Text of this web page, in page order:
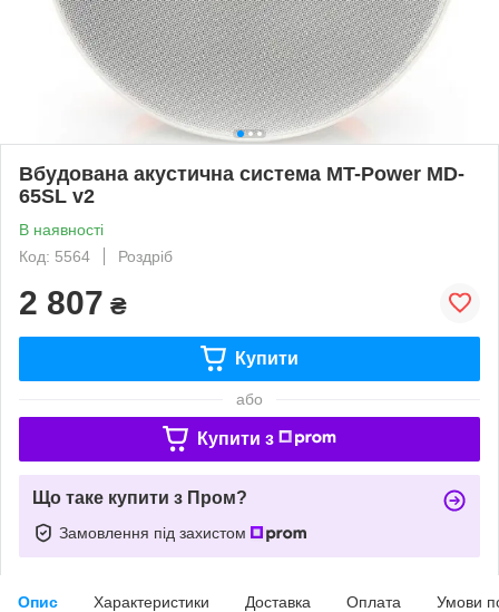
Вбудована акустична система MT-Power MD-
65SL v2
В наявності
Код: 5564
Роздріб
2 807 ₴
Купити
або
Купити з
Що таке купити з Пром?
Замовлення під захистом
Опис Характеристики Доставка Оплата Умови